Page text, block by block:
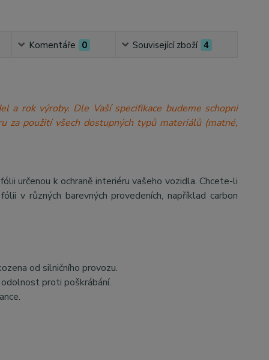
Komentáře 0 Související zboží 4
a rok výroby. Dle Vaší specifikace budeme schopni
za použití všech dostupných typů materiálů (matné,
určenou k ochraně interiéru vašeho vozidla. Chcete-li
v různých barevných provedeních, například carbon
od silničního provozu.
proti poškrábání.